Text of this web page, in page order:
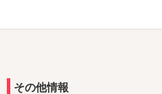
その他情報